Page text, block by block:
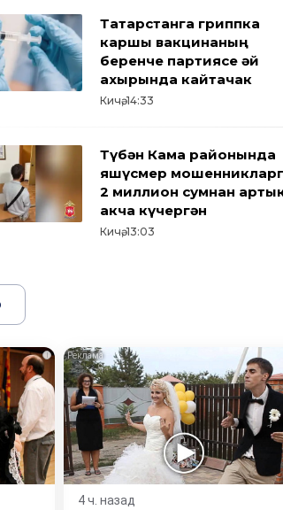
Татарстанга гриппка
каршы вакцинаның
беренче партиясе җәй
ахырында кайтачак
Кичә, 14:33
Түбән Кама районында
яшүсмер
2 миллион сумнан
акча күчергән
Кичә, 13:03
i
4 ч. назад